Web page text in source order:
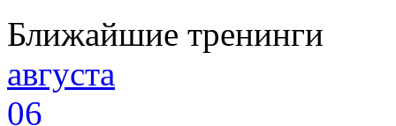
Ближайшие тренинги
августа
06